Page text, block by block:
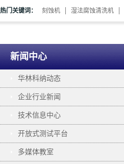
热门关键词： 刻蚀机 湿法腐蚀清洗机
新闻中心
华林科纳动态
企业行业新闻
技术信息中心
开放式测试平台
多媒体教室